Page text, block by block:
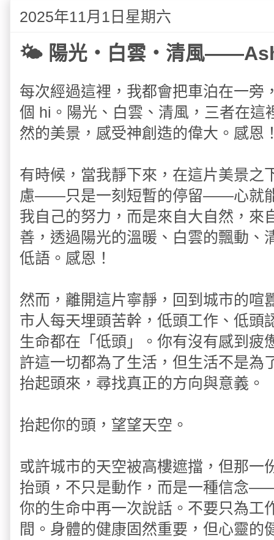
2025年11月1日星期六
🌤 陽光・白雲・清風
每次經過這裡，我都會把車泊在一旁
個 hi。陽光、白雲、清風，三者在這
然的美景，感受神創造的偉大。感恩
有時候，當我靜下來，在這片美景之
慮——只是一刻短暫的停留——心就
我自己的努力，而是來自大自然，來
善，透過陽光的溫暖、白雲的飄動、
低語。感恩！
然而，離開這片寧靜，回到城市的喧
市人每天埋頭苦幹，低頭工作、低
生命都在「低頭」。你有沒有感到疲
許這一切都為了生活，但生活不是為
抬起頭來，尋找真正的方向與意義。
抬起你的頭，望望天空。
或許城市的天空被高樓遮擋，但那一
抬頭，不只是動作，而是一種信念
你的生命中再一次說話。不要只為工
間。身體的健康固然重要，但心靈的